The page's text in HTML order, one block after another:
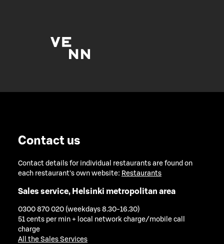
Contact us
Contact details for individual restaurants are found on
each restaurant's own website: Restaurants
Sales service, Helsinki metropolitan area
0300 870 020 (weekdays 8.30-16.30)
51 cents per min + local network charge/mobile call
charge
All the Sales Services